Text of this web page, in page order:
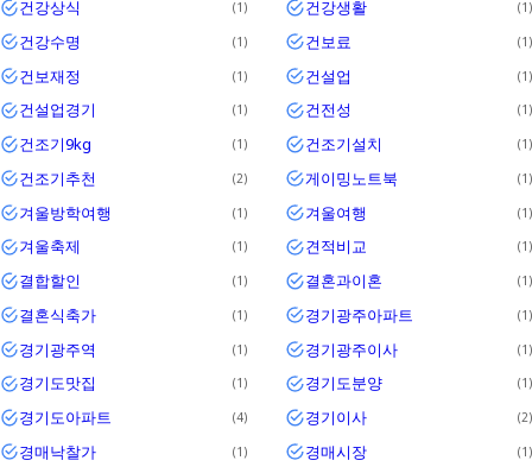
건강상식 1 건강생활 1
건강수명 1 건보료 1
건보재정 1 건설업 1
건설업경기 1 건전성 1
건조기9kg 1 건조기설치 1
건조기추천 2 게이밍노트북 1
겨울방학여행 1 겨울여행 1
겨울축제 1 견적비교 1
결합할인 1 결혼과이혼 1
결혼식축가 1 경기광주아파트 1
경기광주역 1 경기광주이사 1
경기도맛집 1 경기도분양 1
경기도아파트 4 경기이사 2
경매낙찰가 1 경매시장 1